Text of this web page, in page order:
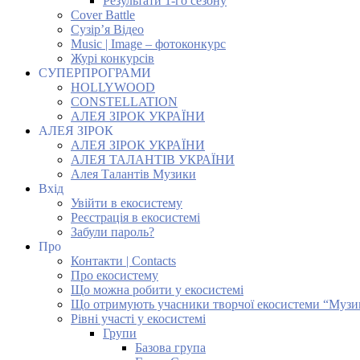
Cover Battle
Сузір’я Відео
Music | Image – фотоконкурс
Журі конкурсів
СУПЕРПРОГРАМИ
HOLLYWOOD
CONSTELLATION
АЛЕЯ ЗІРОК УКРАЇНИ
АЛЕЯ ЗІРОК
АЛЕЯ ЗІРОК УКРАЇНИ
АЛЕЯ ТАЛАНТІВ УКРАЇНИ
Алея Талантів Музики
Вхід
Увійти в екосистему
Реєстрація в екосистемі
Забули пароль?
Про
Контакти | Contacts
Про екосистему
Що можна робити у екосистемі
Що отримують учасники творчої екосистеми
Рівні участі у екосистемі
Групи
Базова група